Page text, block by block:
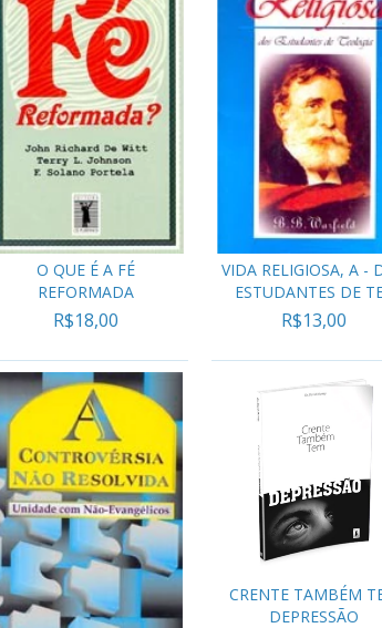
O QUE É A FÉ
REFORMADA
R$18,00
VIDA RELIGIOSA, A -
ESTUDANTES DE
R$13,00
CRENTE TAMBÉM
DEPRESSÃO